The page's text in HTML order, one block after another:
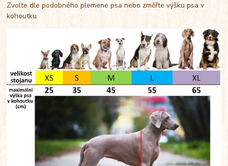
Zvolte dle podobného plemene psa nebo změřte výšku psa v
kohoutku.